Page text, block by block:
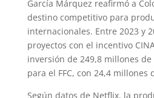
García Márquez reafirmó a
destino competitivo para
internacionales. Entre 2023 y
proyectos con el incentivo
inversión de 249,8 millones
para el FFC, con 24,4 millones
Según datos de Netflix, la